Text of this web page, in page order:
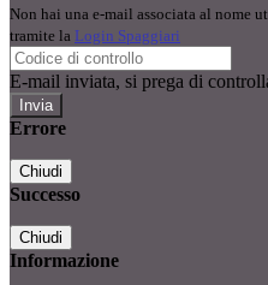
Non hai una e-mail associata al nome
tramite la Login Spaggiari
E-mail inviata, si prega di
Errore
Chiudi
Successo
Chiudi
Informazione